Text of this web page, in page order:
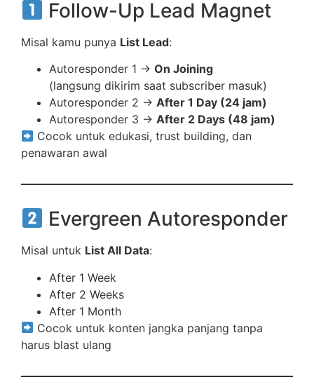
Follow-Up Lead Magnet
Misal kamu punya List Lead:
Autoresponder 1 → On Joining
(langsung dikirim saat subscriber masuk)
Autoresponder 2 → After 1 Day (24 jam)
Autoresponder 3 → After 2 Days (48 jam)
Cocok untuk edukasi, trust building, dan
penawaran awal
Evergreen Autoresponder
Misal untuk List All Data:
After 1 Week
After 2 Weeks
After 1 Month
Cocok untuk konten jangka panjang tanpa
harus blast ulang